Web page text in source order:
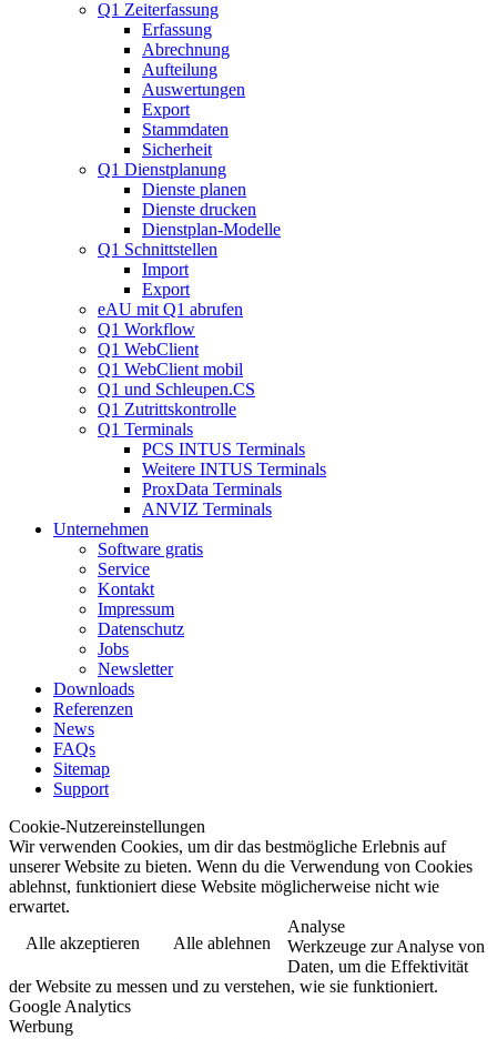
Q1 Zeiterfassung
Erfassung
Abrechnung
Aufteilung
Auswertungen
Export
Stammdaten
Sicherheit
Q1 Dienstplanung
Dienste planen
Dienste drucken
Dienstplan-Modelle
Q1 Schnittstellen
Import
Export
eAU mit Q1 abrufen
Q1 Workflow
Q1 WebClient
Q1 WebClient mobil
Q1 und Schleupen.CS
Q1 Zutrittskontrolle
Q1 Terminals
PCS INTUS Terminals
Weitere INTUS Terminals
ProxData Terminals
ANVIZ Terminals
Unternehmen
Software gratis
Service
Kontakt
Impressum
Datenschutz
Jobs
Newsletter
Downloads
Referenzen
News
FAQs
Sitemap
Support
Cookie-Nutzereinstellungen
Wir verwenden Cookies, um dir das bestmögliche Erlebnis auf
unserer Website zu bieten. Wenn du die Verwendung von Cookies
ablehnst, funktioniert diese Website möglicherweise nicht wie
erwartet.
Alle akzeptieren
Alle ablehnen
Analyse
Werkzeuge zur Analyse von
Daten, um die Effektivität
der Website zu messen und zu verstehen, wie sie funktioniert.
Google Analytics
Werbung